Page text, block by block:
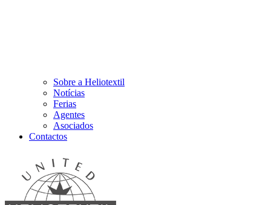
Sobre a Heliotextil
Notícias
Ferias
Agentes
Asociados
Contactos